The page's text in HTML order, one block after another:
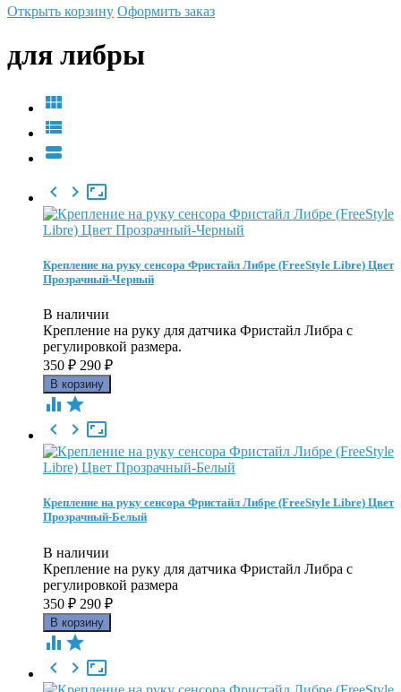
Открыть корзину Оформить заказ
для либры




 
Крепление на руку сенсора Фристайл Либре (FreeStyle Libre) Цвет
Прозрачный-Черный
В наличии
Крепление на руку для датчика Фристайл Либра с
регулировкой размера.
350 ₽ 290 ₽
 

 
Крепление на руку сенсора Фристайл Либре (FreeStyle Libre) Цвет
Прозрачный-Белый
В наличии
Крепление на руку для датчика Фристайл Либра с
регулировкой размера
350 ₽ 290 ₽
 

 